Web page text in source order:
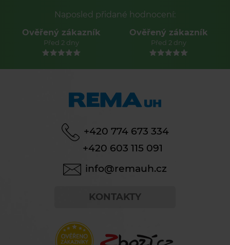
Naposled přidané hodnocení:
Ověřený zákazník
Před 2 dny
Ověřený zákazník
Před 2 dny
+420 774 673 334
+420 603 115 091
info@remauh.cz
KONTAKTY